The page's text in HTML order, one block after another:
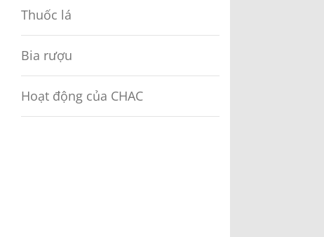
Thuốc lá
Bia rượu
Hoạt động của CHAC